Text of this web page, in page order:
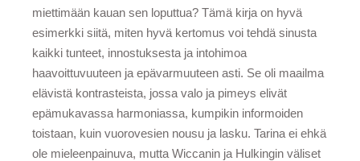
miettimään kauan sen loputtua? Tämä kirja on hyvä
esimerkki siitä, miten hyvä kertomus voi tehdä sinusta
kaikki tunteet, innostuksesta ja intohimoa
haavoittuvuuteen ja epävarmuuteen asti. Se oli maailma
elävistä kontrasteista, jossa valo ja pimeys elivät
epämukavassa harmoniassa, kumpikin informoiden
toistaan, kuin vuorovesien nousu ja lasku. Tarina ei ehkä
ole mieleenpainuva, mutta Wiccanin ja Hulkingin väliset